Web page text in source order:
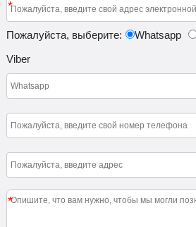
*
Пожалуйста, выберите: Whatsapp
Viber
*